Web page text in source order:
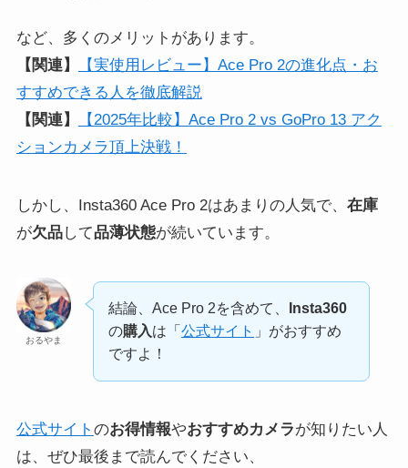
など、多くのメリットがあります。
【関連】
【実使用レビュー】Ace Pro 2の進化点・お
すすめできる人を徹底解説
【関連】
【2025年比較】Ace Pro 2 vs GoPro 13 アク
ションカメラ頂上決戦！
しかし、Insta360 Ace Pro 2はあまりの人気で、 在庫
が欠品して品薄状態が続いています。
おるやま
結論、Ace Pro 2を含めて、
Insta360
の購入は「公式サイト 」がおすすめ
ですよ！
公式サイト のお得情報やおすすめカメラが知りたい人
は、ぜひ最後まで読んでください、